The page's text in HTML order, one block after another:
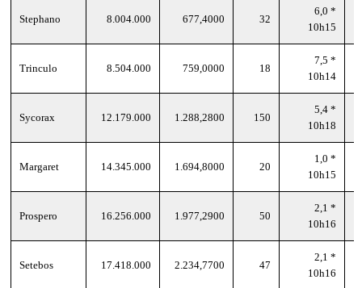
Stephano 8.004.000 677,4000 32
6,0 *
10h15
Trinculo 8.504.000 759,0000 18
7,5 *
10h14
Sycorax 12.179.000 1.288,2800 150
5,4 *
10h18
Margaret 14.345.000 1.694,8000 20
1,0 *
10h15
Prospero 16.256.000 1.977,2900 50
2,1 *
10h16
Setebos 17.418.000 2.234,7700 47
2,1 *
10h16